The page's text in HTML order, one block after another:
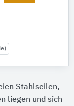
Stahlseilen,
liegen und sich